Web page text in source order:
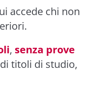
accede chi non
, senza prove
titoli di studio,